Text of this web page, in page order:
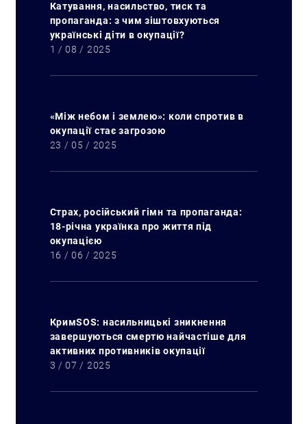
Катування, насильство, тиск та
пропаганда: з чим зіштовхуються
українські діти в окупації?
1 / 08 / 2025
«Між небом і землею»: коли спротив в
окупації стає загрозою
23 / 05 / 2025
Страх, російський гімн та пропаганда:
18-річна українка про життя під
окупацією
16 / 06 / 2025
КримSOS: насильницькі зникнення
завершуються смертю найчастіше для
активних противників окупації
3 / 07 / 2025